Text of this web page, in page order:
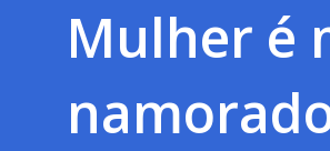
Mulher é